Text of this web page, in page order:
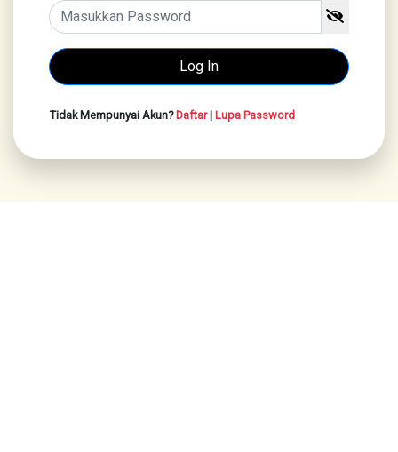
Tidak Mempunyai Akun?Daftar| Lupa Password